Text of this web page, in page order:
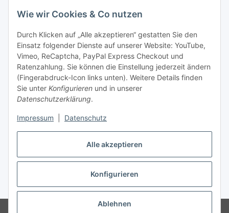
Alle akzeptieren
Konfigurieren
Ablehnen
Wie wir Cookies & Co nutzen
Durch Klicken auf „Alle akzeptieren“ gestatten Sie den
Einsatz folgender Dienste auf unserer Website: YouTube,
Vimeo, ReCaptcha, PayPal Express Checkout und
Ratenzahlung. Sie können die Einstellung jederzeit ändern
(Fingerabdruck-Icon links unten). Weitere Details finden
Sie unter Konfigurieren und in unserer
Datenschutzerklärung.
Impressum Datenschutz
Unsere Seiten
Social Media
Vertrag widerrufen
* Alle Preise inkl. gesetzlicher USt., ** siehe Lieferbedingungen, zzgl.
Versand